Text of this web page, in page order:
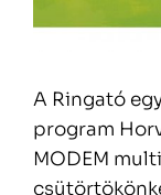
A Ringató
program
MODEM